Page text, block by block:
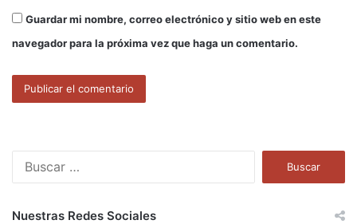
Guardar mi nombre, correo electrónico y sitio web en este
navegador para la próxima vez que haga un comentario.
Nuestras Redes Sociales